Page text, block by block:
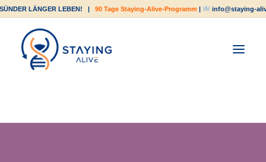
LÄNGER LEBEN! |90 Tage Staying-Alive-Programm | info@staying-